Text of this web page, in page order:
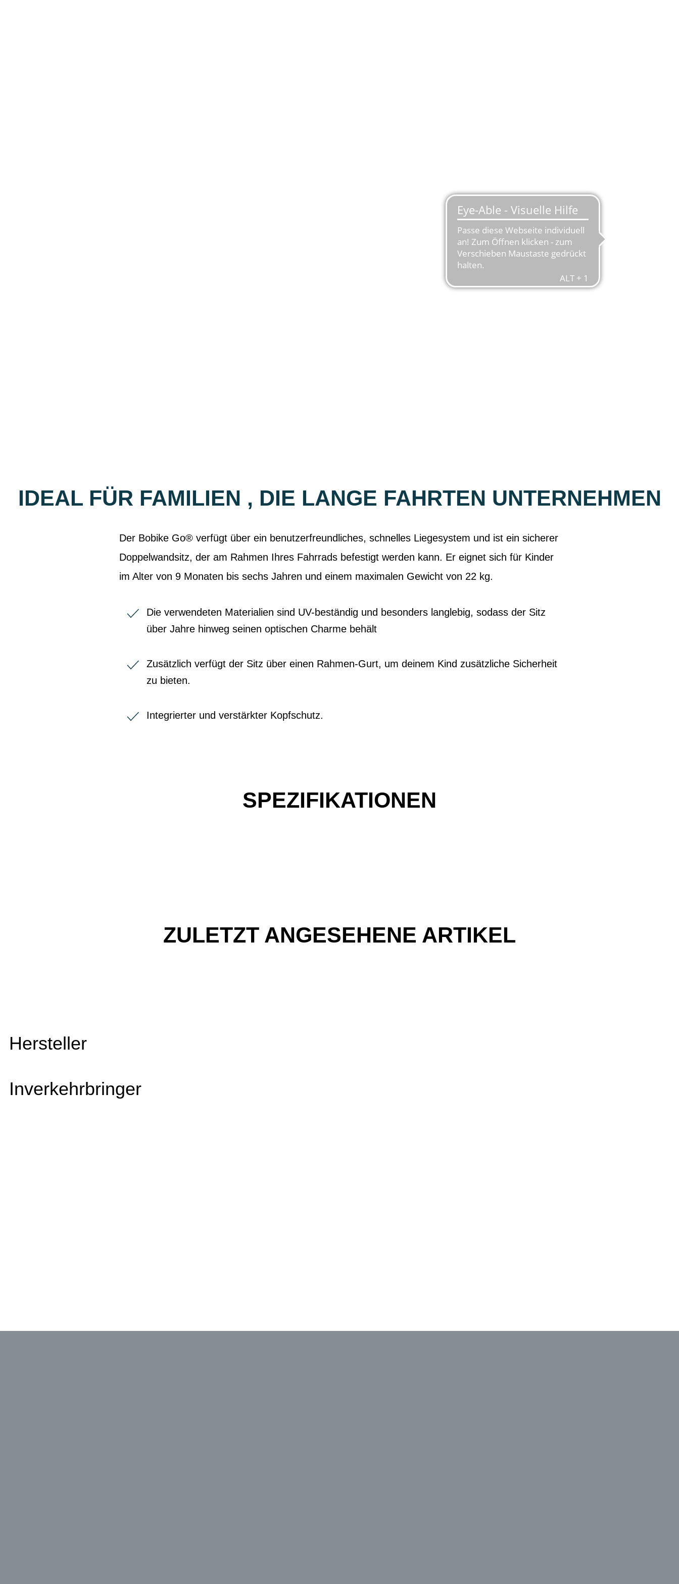
IDEAL FÜR FAMILIEN , DIE LANGE FAHRTEN UNTERNEHMEN
Der Bobike Go® verfügt über ein benutzerfreundliches, schnelles Liegesystem und ist ein sicherer
Doppelwandsitz, der am Rahmen Ihres Fahrrads befestigt werden kann. Er eignet sich für Kinder
im Alter von 9 Monaten bis sechs Jahren und einem maximalen Gewicht von 22 kg.
Die verwendeten Materialien sind UV-beständig und besonders langlebig, sodass der Sitz
über Jahre hinweg seinen optischen Charme behält
Zusätzlich verfügt der Sitz über einen Rahmen-Gurt, um deinem Kind zusätzliche Sicherheit
zu bieten.
Integrierter und verstärkter Kopfschutz.
SPEZIFIKATIONEN
ZULETZT ANGESEHENE ARTIKEL
Hersteller
Inverkehrbringer